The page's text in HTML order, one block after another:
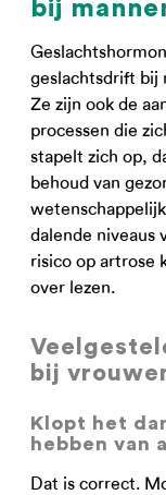
bij
geslachtsdrift bij
Ze zijn ook de
processen die
stapelt zich op,
behoud van
dalende niveaus
risico op artrose
over lezen.
bij
Klopt het
hebben van
Dat is correct.